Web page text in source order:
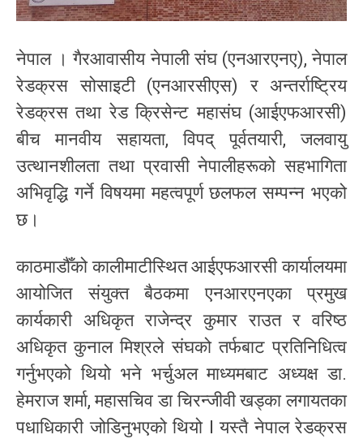
नेपाल । गैरआवासीय नेपाली संघ (एनआरएनए), नेपाल
रेडक्रस सोसाइटी (एनआरसीएस) र अन्तर्राष्ट्रिय
रेडक्रस तथा रेड क्रिसेन्ट महासंघ (आईएफआरसी)
बीच मानवीय सहायता, विपद् पूर्वतयारी, जलवायु
उत्थानशीलता तथा प्रवासी नेपालीहरूको सहभागिता
अभिवृद्धि गर्ने विषयमा महत्वपूर्ण छलफल सम्पन्न भएको
छ।
काठमाडौँको कालीमाटीस्थित आईएफआरसी कार्यालयमा
आयोजित संयुक्त बैठकमा एनआरएनएका प्रमुख
कार्यकारी अधिकृत राजेन्द्र कुमार राउत र वरिष्ठ
अधिकृत कुनाल मिश्रले संघको तर्फबाट प्रतिनिधित्व
गर्नुभएको थियो भने भर्चुअल माध्यमबाट अध्यक्ष डा.
हेमराज शर्मा, महासचिव डा चिरन्जीवी खड्का लगायतका
पधाधिकारी जोडिनुभएको थियो l यस्तै नेपाल रेडक्रस